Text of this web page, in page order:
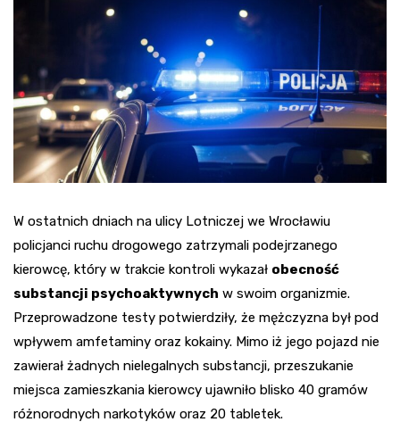
W ostatnich dniach na ulicy Lotniczej we Wrocławiu
policjanci ruchu drogowego zatrzymali podejrzanego
kierowcę, który w trakcie kontroli wykazał obecność
substancji psychoaktywnych w swoim organizmie.
Przeprowadzone testy potwierdziły, że mężczyzna był pod
wpływem amfetaminy oraz kokainy. Mimo iż jego pojazd nie
zawierał żadnych nielegalnych substancji, przeszukanie
miejsca zamieszkania kierowcy ujawniło blisko 40 gramów
różnorodnych narkotyków oraz 20 tabletek.